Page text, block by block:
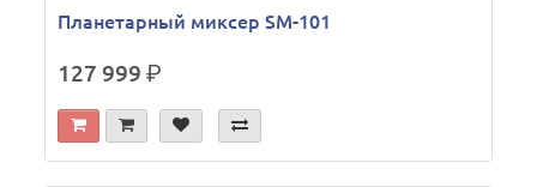
Планетарный миксер SM-101
127 999р.